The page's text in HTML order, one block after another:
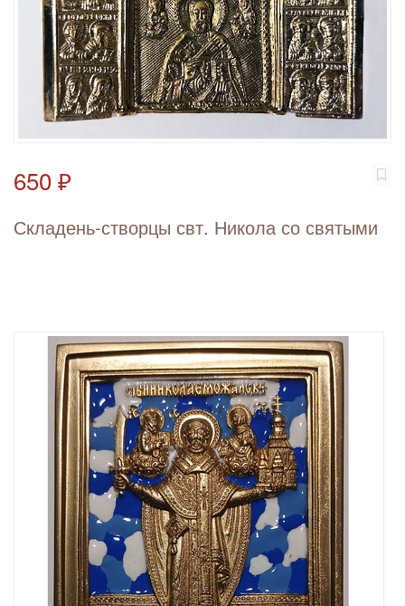
650 ₽
Складень-створцы свт. Никола со святыми